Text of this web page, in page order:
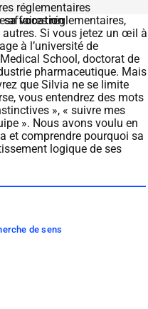
réglementaires
sa vocation
affaires réglementaires,
autres. Si vous jetez un œil à
à l’université de
School, doctorat de
pharmaceutique. Mais
que Silvia ne se limite
vous entendrez des mots
», « suivre mes
». Nous avons voulu en
et comprendre pourquoi sa
logique de ses
de sens